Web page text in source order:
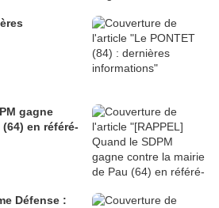
gagne
en référé-
Défense :